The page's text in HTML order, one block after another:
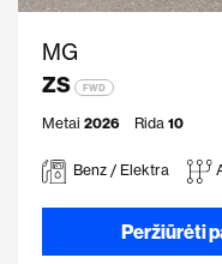
MG
ZS
FWD
Metai 2026 Rida 10
Benz / Elektra
Peržiūrėti